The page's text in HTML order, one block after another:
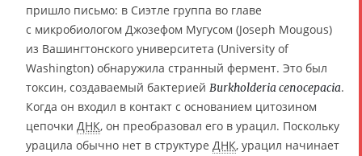
пришло письмо: в Сиэтле группа во главе
с микробиологом Джозефом Мугусом (Joseph Mougous)
из Вашингтонского университета (University of
Washington) обнаружила странный фермент. Это был
токсин, создаваемый бактерией Burkholderia cenocepacia.
Когда он входил в контакт с основанием цитозином
цепочки ДНК, он преобразовал его в урацил. Поскольку
урацила обычно нет в структуре ДНК, урацил начинает